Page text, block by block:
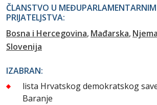
ČLANSTVO U
PRIJATELJSTVA:
Bosna i Hercegovina Mađarska
Slovenija
IZABRAN:
lista Hrvatskog demokratskog
Baranje